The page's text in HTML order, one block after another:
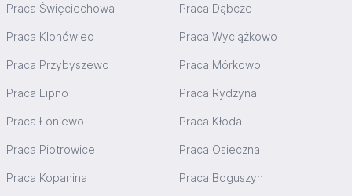
Praca Święciechowa Praca Dąbcze
Praca Klonówiec Praca Wyciążkowo
Praca Przybyszewo Praca Mórkowo
Praca Lipno Praca Rydzyna
Praca Łoniewo Praca Kłoda
Praca Piotrowice Praca Osieczna
Praca Kopanina Praca Boguszyn